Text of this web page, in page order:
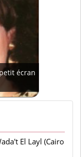
écran
El Layl (Cairo